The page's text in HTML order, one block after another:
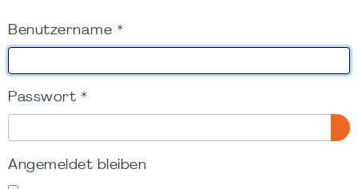
Benutzername *
Passwort *
Angemeldet bleiben